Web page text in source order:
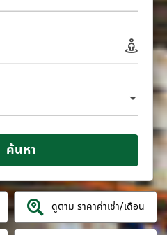
ค้นหา
ดูตาม ราคาค่าเช่า/เดือน